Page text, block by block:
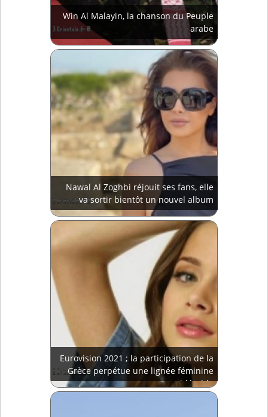
Win Al Malayin, la chanson du Peuple
arabe
Nawal Al Zoghbi réjouit ses fans, elle
va sortir bientôt un nouvel album
Eurovision 2021 ; la participation de la
Grèce perpétue une lignée féminine
considérable